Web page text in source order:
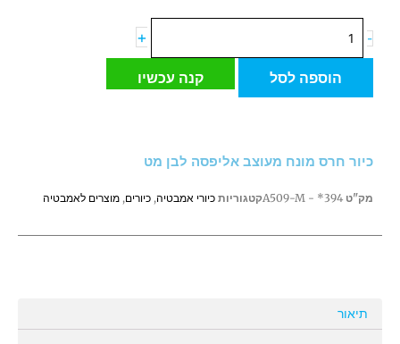
-
של
לבן
+
הוספה לסל קנה עכשיו
כיור חרס מונח מעוצב אליפסה לבן מט
מק"ט 394* - A509-M קטגוריות כיורי אמבטיה, כיורים, מוצרים לאמבטיה
תיאור